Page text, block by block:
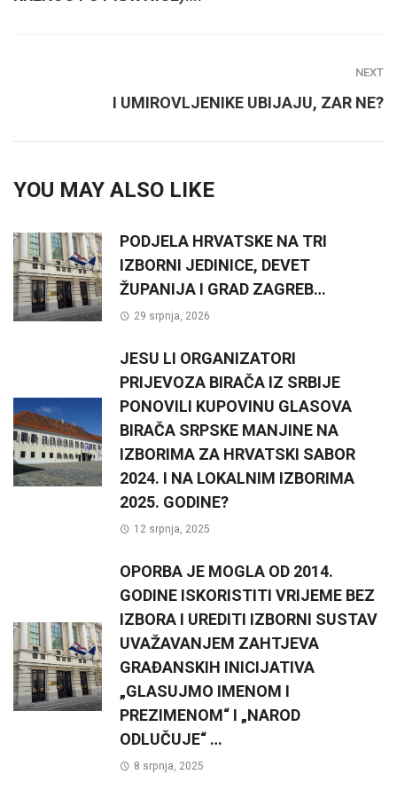
NEXT
I UMIROVLJENIKE UBIJAJU, ZAR NE?
YOU MAY ALSO LIKE
PODJELA HRVATSKE NA TRI
IZBORNI JEDINICE, DEVET
ŽUPANIJA I GRAD ZAGREB…
29 srpnja, 2026
JESU LI ORGANIZATORI
PRIJEVOZA BIRAČA IZ SRBIJE
PONOVILI KUPOVINU GLASOVA
BIRAČA SRPSKE MANJINE NA
IZBORIMA ZA HRVATSKI SABOR
2024. I NA LOKALNIM IZBORIMA
2025. GODINE?
12 srpnja, 2025
OPORBA JE MOGLA OD 2014.
GODINE ISKORISTITI VRIJEME BEZ
IZBORA I UREDITI IZBORNI SUSTAV
UVAŽAVANJEM ZAHTJEVA
GRAĐANSKIH INICIJATIVA
„GLASUJMO IMENOM I
PREZIMENOM“ I „NAROD
ODLUČUJE“ …
8 srpnja, 2025